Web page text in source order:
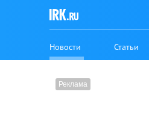
Новости Статьи